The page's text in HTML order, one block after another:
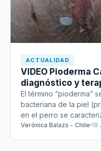
ACTUALIDAD
VIDEO Pioderma
diagnóstico y
El término “pioderma”
bacteriana de la piel
en el perro se
Verónica Balazs - Chile 18